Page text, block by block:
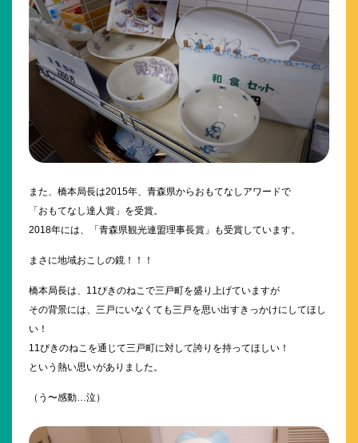
また、橋本局長は2015年、青森県からおもてなしアワードで
「おもてなし達人賞」を受賞。
2018年には、「青森県観光連盟理事長賞」も受賞しています。
まさに地域おこしの鏡！！！
橋本局長は、11ぴきのねこで三戸町を盛り上げていますが
その背景には、三戸にいなくても三戸を思い出すきっかけにしてほし
い！
11ぴきのねこを通じて三戸町に対して誇りを持ってほしい！
という熱い思いがありました。
（う〜感動…泣）